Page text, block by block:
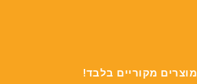
מוצרים מקוריים בלבד!